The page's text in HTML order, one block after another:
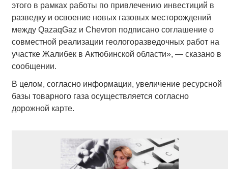
этого в рамках работы по привлечению инвестиций в
разведку и освоение новых газовых месторождений
между QazaqGaz и Chevron подписано соглашение о
совместной реализации геологоразведочных работ на
участке Жалибек в Актюбинской области», — сказано в
сообщении.
В целом, согласно информации, увеличение ресурсной
базы товарного газа осуществляется согласно
дорожной карте.